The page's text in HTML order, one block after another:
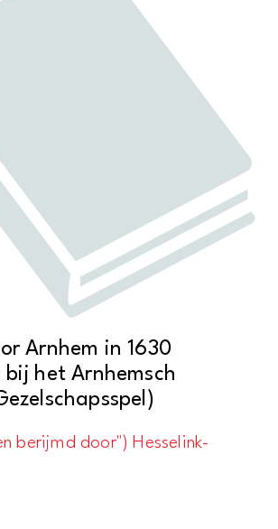
Arnhem in 1630
bij het Arnhemsch
berijmd door") Hesselink-